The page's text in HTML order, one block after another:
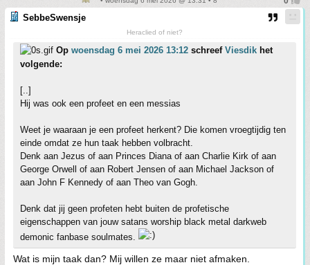
SebbeSwensje
Heraclied of niet?
Op woensdag 6 mei 2026 13:12 schreef Viesdik het
volgende:
[..]
Hij was ook een profeet en een messias
Weet je waaraan je een profeet herkent? Die komen vroegtijdig ten
einde omdat ze hun taak hebben volbracht.
Denk aan Jezus of aan Princes Diana of aan Charlie Kirk of aan
George Orwell of aan Robert Jensen of aan Michael Jackson of
aan John F Kennedy of aan Theo van Gogh.
Denk dat jij geen profeten hebt buiten de profetische
eigenschappen van jouw satans worship black metal darkweb
demonic fanbase soulmates.
Wat is mijn taak dan? Mij willen ze maar niet afmaken.